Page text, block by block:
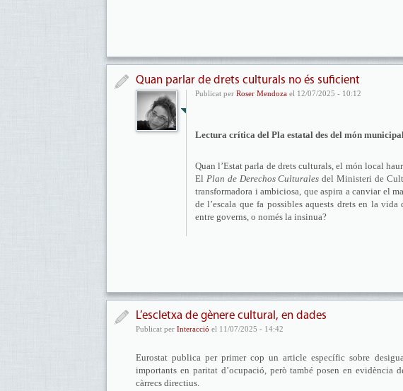
Quan parlar de drets culturals no és suficient
Publicat per Roser Mendoza el 12/07/2025 - 10:12
Lectura crítica del Pla estatal des del món
Quan l’Estat parla de drets culturals, el món local
El Plan de Derechos Culturales del Ministeri de
transformadora i ambiciosa, que aspira a canviar el
de l’escala que fa possibles aquests drets en la
entre governs, o només la insinua?
L’escletxa de gènere cultural, en dades
Publicat per Interacció el 11/07/2025 - 14:42
Eurostat publica per primer cop un article específic sobre
importants en paritat d’ocupació, però també posen en evidència
càrrecs directius.